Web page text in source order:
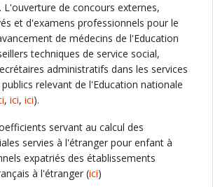
. L'ouverture de concours externes,
et d'examens professionnels pour le
de médecins de l'Education
techniques de service social,
administratifs dans les services
relevant de l'Education nationale
, ici, ici).
servant au calcul des
servies à l'étranger pour enfant à
expatriés des établissements
à l'étranger (ici)